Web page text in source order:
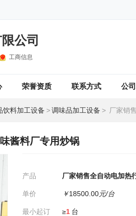
公司
工商信息
荣誉资质 联系方式 公
饮料加工设备 >调味品加工设备 > 厂家销售
酱料厂专用炒锅
产品 厂家销售全自动电加热
单价 ￥18500.00元/台
最小起订 ≥1 台